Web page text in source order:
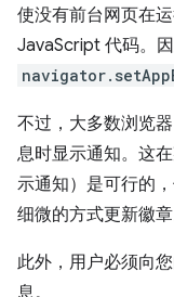
使没有前台网页在
JavaScript 代码。
不过，大多数浏览
息时显示通知。这
示通知）是可行的
细微的方式更新徽章
此外，用户必须向
息。